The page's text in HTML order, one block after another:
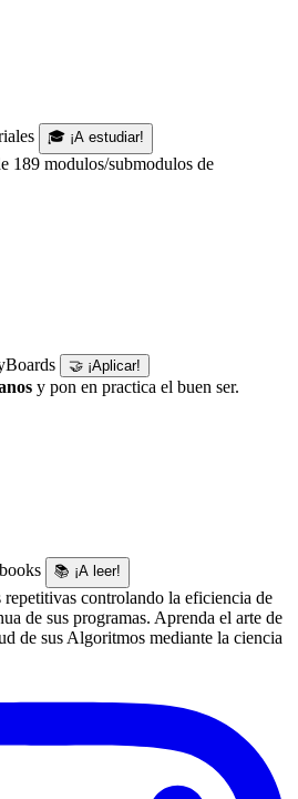
🎓 ¡A estudiar!
189 modulos/submodulos de
🤝 ¡Aplicar!
y pon en practica el buen ser.
📚 ¡A leer!
repetitivas controlando la eficiencia de
de sus programas. Aprenda el arte de
de sus Algoritmos mediante la ciencia